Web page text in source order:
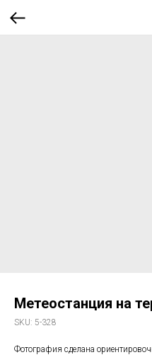
Метеостанция на
SKU: 5-328
Фотография сделана